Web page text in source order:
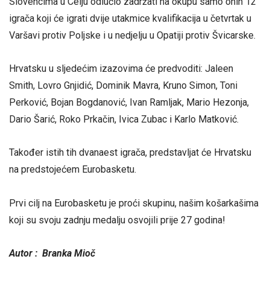
igrača koji će igrati dvije utakmice kvalifikacija u četvrtak u
Varšavi protiv Poljske i u nedjelju u Opatiji protiv Švicarske.
Hrvatsku u sljedećim izazovima će predvoditi: Jaleen
Smith, Lovro Gnjidić, Dominik Mavra, Kruno Simon, Toni
Perković, Bojan Bogdanović, Ivan Ramljak, Mario Hezonja,
Dario Šarić, Roko Prkačin, Ivica Zubac i Karlo Matković.
Također istih tih dvanaest igrača, predstavljat će Hrvatsku
na predstojećem Eurobasketu.
Prvi cilj na Eurobasketu je proći skupinu, našim košarkašima
koji su svoju zadnju medalju osvojili prije 27 godina!
Autor : Branka Mioč